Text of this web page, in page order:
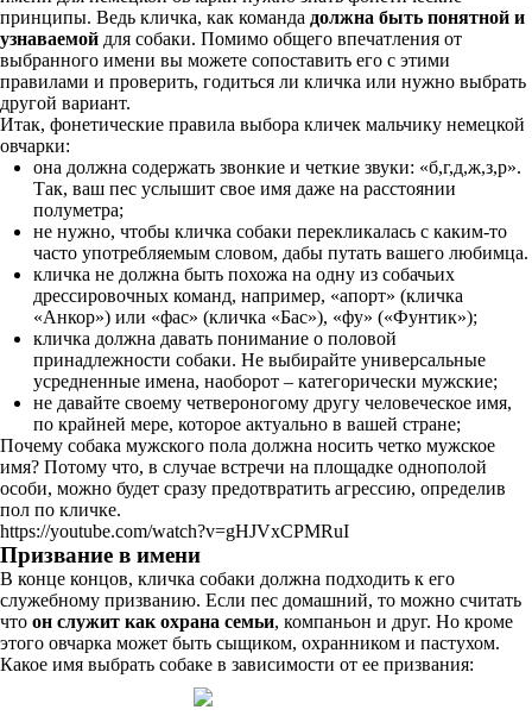
принципы. Ведь кличка, как команда должна быть понятной и
узнаваемой для собаки. Помимо общего впечатления от
выбранного имени вы можете сопоставить его с этими
правилами и проверить, годиться ли кличка или нужно выбрать
другой вариант.
Итак, фонетические правила выбора кличек мальчику немецкой
овчарки:
она должна содержать звонкие и четкие звуки: «б,г,д,ж,з,р».
Так, ваш пес услышит свое имя даже на расстоянии
полуметра;
не нужно, чтобы кличка собаки перекликалась с каким-то
часто употребляемым словом, дабы путать вашего любимца.
кличка не должна быть похожа на одну из собачьих
дрессировочных команд, например, «апорт» (кличка
«Анкор») или «фас» (кличка «Бас»), «фу» («Фунтик»);
кличка должна давать понимание о половой
принадлежности собаки. Не выбирайте универсальные
усредненные имена, наоборот – категорически мужские;
не давайте своему четвероногому другу человеческое имя,
по крайней мере, которое актуально в вашей стране;
Почему собака мужского пола должна носить четко мужское
имя? Потому что, в случае встречи на площадке однополой
особи, можно будет сразу предотвратить агрессию, определив
пол по кличке.
https://youtube.com/watch?v=gHJVxCPMRuI
Призвание в имени
В конце концов, кличка собаки должна подходить к его
служебному призванию. Если пес домашний, то можно считать
что он служит как охрана семьи, компаньон и друг. Но кроме
этого овчарка может быть сыщиком, охранником и пастухом.
Какое имя выбрать собаке в зависимости от ее призвания: